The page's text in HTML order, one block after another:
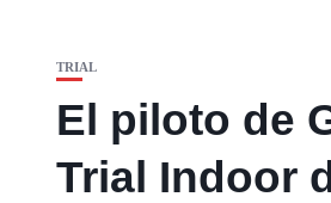
TRIAL
El piloto de
Trial Indoor